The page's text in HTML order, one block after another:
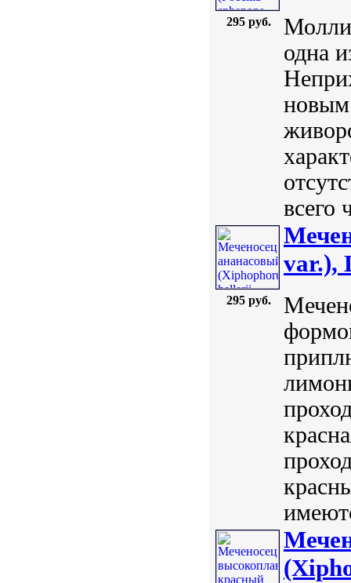
295 руб.
одна
новым
всего
295 руб.
var.),